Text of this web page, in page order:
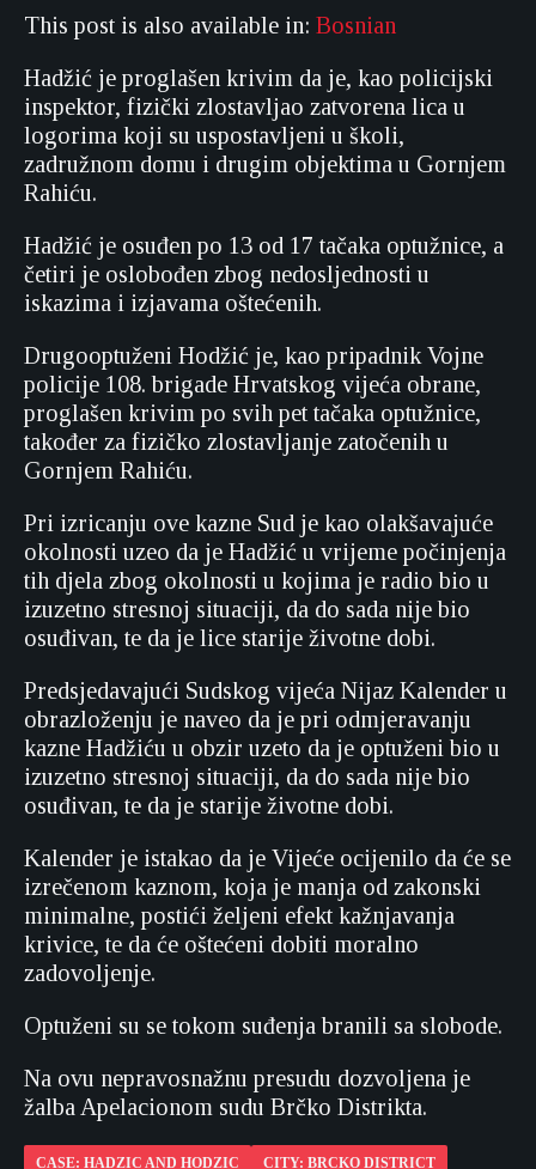
This post is also available in: Bosnian
Hadžić je proglašen krivim da je, kao policijski
inspektor, fizički zlostavljao zatvorena lica u
logorima koji su uspostavljeni u školi,
zadružnom domu i drugim objektima u Gornjem
Rahiću.
Hadžić je osuđen po 13 od 17 tačaka optužnice, a
četiri je oslobođen zbog nedosljednosti u
iskazima i izjavama oštećenih.
Drugooptuženi Hodžić je, kao pripadnik Vojne
policije 108. brigade Hrvatskog vijeća obrane,
proglašen krivim po svih pet tačaka optužnice,
također za fizičko zlostavljanje zatočenih u
Gornjem Rahiću.
Pri izricanju ove kazne Sud je kao olakšavajuće
okolnosti uzeo da je Hadžić u vrijeme počinjenja
tih djela zbog okolnosti u kojima je radio bio u
izuzetno stresnoj situaciji, da do sada nije bio
osuđivan, te da je lice starije životne dobi.
Predsjedavajući Sudskog vijeća Nijaz Kalender u
obrazloženju je naveo da je pri odmjeravanju
kazne Hadžiću u obzir uzeto da je optuženi bio u
izuzetno stresnoj situaciji, da do sada nije bio
osuđivan, te da je starije životne dobi.
Kalender je istakao da je Vijeće ocijenilo da će se
izrečenom kaznom, koja je manja od zakonski
minimalne, postići željeni efekt kažnjavanja
krivice, te da će oštećeni dobiti moralno
zadovoljenje.
Optuženi su se tokom suđenja branili sa slobode.
Na ovu nepravosnažnu presudu dozvoljena je
žalba Apelacionom sudu Brčko Distrikta.
CASE: HADZIC AND HODZIC
CITY: BRCKO DISTRICT